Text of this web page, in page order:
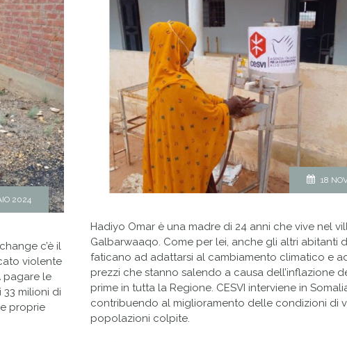
2024
c’è il
violente
pagare le
milioni di
proprie
18
Hadiyo Omar è una madre di 24 anni che vive nel
Galbarwaaqo. Come per lei, anche gli altri abitanti
faticano ad adattarsi al cambiamento climatico e
prezzi che stanno salendo a causa dell’inflazione
prime in tutta la Regione. CESVI interviene in
contribuendo al miglioramento delle condizioni di
popolazioni colpite.